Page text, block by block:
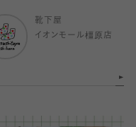
靴下屋
イオンモール橿原店